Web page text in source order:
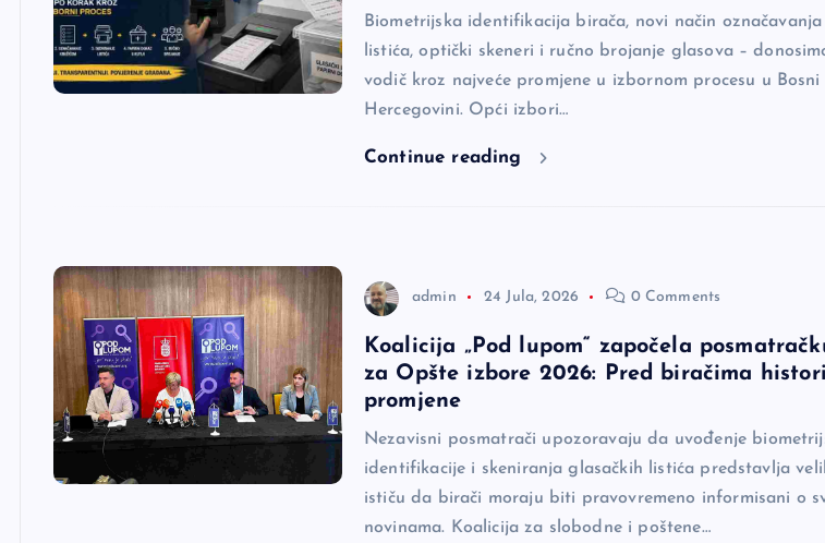
Biometrijska identifikacija birača, novi način
listića, optički skeneri i ručno brojanje glasova –
vodič kroz najveće promjene u izbornom procesu u Bosni
Hercegovini. Opći izbori…
Continue reading
admin 24 Jula, 2026 0 Comments
Koalicija „Pod lupom“ započela
za Opšte izbore 2026: Pred biračima
promjene
Nezavisni posmatrači upozoravaju da uvođenje
identifikacije i skeniranja glasačkih listića predstavlja
ističu da birači moraju biti pravovremeno informisani o
novinama. Koalicija za slobodne i poštene…